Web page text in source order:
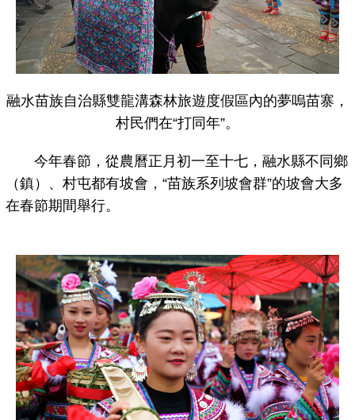
融水苗族自治縣雙龍溝森林旅遊度假區內的夢嗚苗寨，
村民們在“打同年”。
今年春節，從農曆正月初一至十七，融水縣不同鄉
（鎮）、村屯都有坡會，“苗族系列坡會群”的坡會大多
在春節期間舉行。